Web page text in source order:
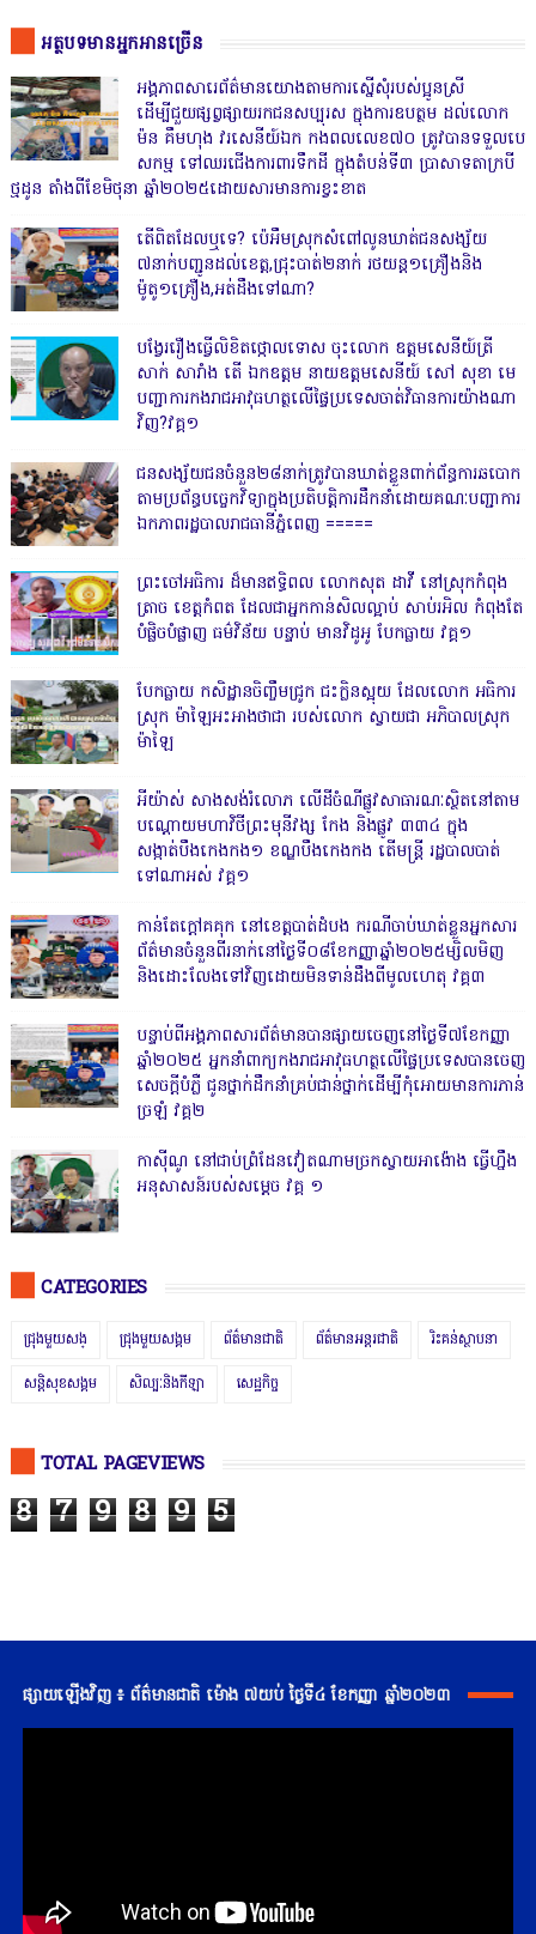
អត្ថបទមានអ្នកអានច្រើន
អង្គភាពសារេព័ត៌មានយោងតាមការស្នើសុំរបស់ប្អូនស្រី
ដើម្បីជួយផ្សព្វផ្សាយរកជនសប្បុរស ក្នុងការឧបត្ថម ដល់លោក
ម៉ន គឹមហុង វរសេនីយ៍ឯក កងពលលេខ៧០ ត្រូវបានទទួលបេ
សកម្ម ទៅឈរជើងការពារទឹកដី ក្នុងតំបន់ទី៣ ប្រាសាទតាក្របី
ថ្មដូន តាំងពីខែមិថុនា ឆ្នាំ២០២៥ដោយសារមានការខ្វះខាត
តើពិតដែលឬទេ? ប៉េអឹមស្រុកសំពៅលូនឃាត់ជនសង្ស័យ
៧នាក់បញ្ជូនដល់ខេត្ត,ជ្រុះបាត់២នាក់ រថយន្ត១គ្រឿងនិង
ម៉ូតូ១គ្រឿង,អត់ដឹងទៅណា?
បង្វែររឿងធ្វើលិខិតថ្កោលទោស ចុះលោក ឧត្តមសេនីយ៍ត្រី
សាក់ សារាំង តើ ឯកឧត្តម នាយឧត្តមសេនីយ៍ សៅ សុខា មេ
បញ្ជាការកងរាជអាវុធហត្ថលើផ្ទៃប្រទេសចាត់វិធានការយ៉ាងណា
វិញ?វគ្គ១
ជនសង្ស័យជនចំនួន២៨នាក់ត្រូវបានឃាត់ខ្លួនពាក់ព័ន្ធការឆបោក
តាមប្រព័ន្ធបច្ចេកវិទ្យាក្នុងប្រតិបត្តិការដឹកនាំដោយគណៈបញ្ជាការ
ឯកភាពរដ្ឋបាលរាជធានីភ្នំពេញ ‎=====
ព្រះចៅអធិការ ដ៏មានឥទ្ធិពល លោកសុត ដាវី នៅស្រុកកំពុង
ត្រាច ខេត្តកំពត ដែលជាអ្នកកាន់សិលល្អាប់ សាប់រអិល កំពុងតែ
បំផ្លិចបំផ្លាញ ធម៌វិន័យ បន្ទាប់ មានវិដូអូ បែកធ្លាយ វគ្គ១
បែកធ្លាយ កសិដ្ឋានចិញ្ចឹមជ្រូក ជះក្លិនស្អុយ ដែលលោក អធិការ
ស្រុក ម៉ាឡៃអះអាងថាជា របស់លោក ស្វាយជា អភិបាលស្រុក
ម៉ាឡៃ
អីយ៉ាស់ សាងសង់រំលោភ លើដីចំណីផ្លូវសាធារណៈស្ថិតនៅតាម
បណ្ដោយមហាវិថីព្រះមុនីវង្ស កែង និងផ្លូវ ៣៣៤ ក្នុង
សង្កាត់បឹងកេងកង១ ខណ្ឌបឹងកេងកង តើមន្ត្រី រដ្ឋបាលបាត់
ទៅណាអស់ វគ្គ១
កាន់តែក្តៅគគុក នៅខេត្តបាត់ដំបង ករណីចាប់ឃាត់ខ្លួនអ្នកសារ
ព័ត៌មានចំនួនពីរនាក់នៅថ្ងៃទី០៨ខែកញ្ញាឆ្នាំ២០២៥ម្សិលមិញ
និងដោះលែងទៅវិញដោយមិនទាន់ដឹងពីមូលហេតុ វគ្គ៣
បន្ទាប់ពីអង្គភាពសារព័ត៌មានបានផ្សាយចេញនៅថ្ងៃទី៧ខែកញ្ញា
ឆ្នាំ២០២៥ អ្នកនាំពាក្យកងរាជអាវុធហត្ថលើផ្ទៃប្រទេសបានចេញ
សេចក្តីបំភ្លឺ ជូនថ្នាក់ដឹកនាំគ្រប់ជាន់ថ្នាក់ដើម្បីកុំអោយមានការភាន់
ច្រឡំ វគ្គ២
កាសុីណូ នៅជាប់ព្រំដែនវៀតណាមច្រកស្វាយអាង៉ោង ធ្វើហ្នឹង
អនុសាសន៍របស់សម្ដេច វគ្គ ១
CATEGORIES
ជ្រុងមួយសង្ ជ្រុងមួយសង្គម ព័ត៌មានជាតិ ព័ត៌មានអន្តរជាតិ រិះគន់ស្ថាបនា
សន្តិសុខសង្គម សិល្បៈនិងកីឡា សេដ្ឋកិច្ច
TOTAL PAGEVIEWS
8 7 9 8 9 5
ផ្សាយឡើងវិញ ៖ ព័ត៌មានជាតិ ម៉ោង ៧យប់ ថ្ងៃទី៤ ខែកញ្ញា ឆ្នាំ២០២៣